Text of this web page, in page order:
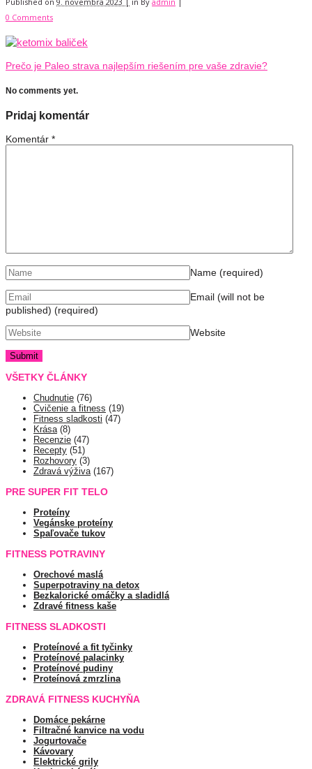
0 Comments
Prečo je Paleo strava najlepším riešením pre vaše zdravie?
No comments yet.
Pridaj komentár
Komentár *
Name (required)
Email (will not be
published) (required)
Website
VŠETKY ČLÁNKY
Chudnutie (76)
Cvičenie a fitness (19)
Fitness sladkosti (47)
Krása(8)
Recenzie (47)
Recepty (51)
Rozhovory (3)
Zdravá výživa(167)
PRE SUPER FIT TELO
Proteíny
Vegánske proteíny
Spaľovače tukov
FITNESS POTRAVINY
Orechové maslá
Superpotraviny na detox
Bezkalorické omáčky a sladidlá
Zdravé fitness kaše
FITNESS SLADKOSTI
Proteínové a fit tyčinky
Proteínové palacinky
Proteínové pudiny
Proteínová zmrzlina
ZDRAVÁ FITNESS KUCHYŇA
Domáce pekárne
Filtračné kanvice na vodu
Jogurtovače
Kávovary
Elektrické grily